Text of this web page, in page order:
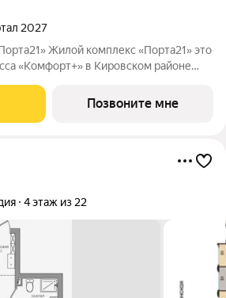
2027
Жилой комплекс «Порта21» это
«Комфорт+» в Кировском районе
жизнью и ощущением спокойствия.
Позвоните мне
4 этаж из 22